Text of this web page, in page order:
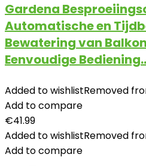
Gardena
Automatische en
Bewatering van
Eenvoudige
Added to wishlistRemoved
Add to compare
€41.99
Added to wishlistRemoved
Add to compare